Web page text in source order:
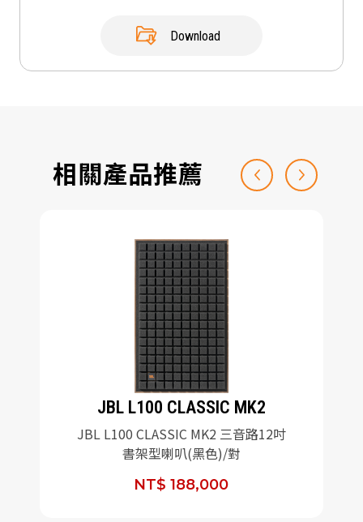
Download
相關產品推薦
JBL L100 CLASSIC MK2
JBL L100 CLASSIC MK2 三音路12吋
書架型喇叭(黑色)/對
NT$ 188,000